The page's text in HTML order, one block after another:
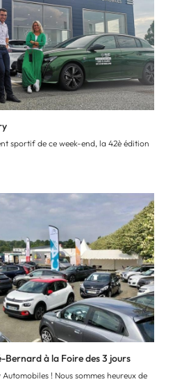
sportif de ce week-end, la 42è édition
à la Foire des 3 jours
! Nous sommes heureux de